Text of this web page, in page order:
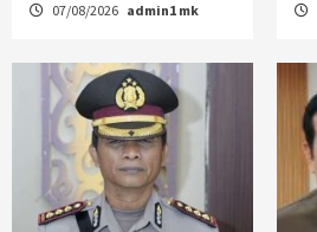
07/08/2026 admin1 mk